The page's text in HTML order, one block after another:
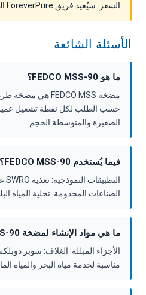
السعر. سيُعيد فريق ForeverPure التطبيقات الموديل الصحيح والخيارات ومهلة التسليم وتسعير المشروع.
الأسئلة الشائعة
ما هو FEDCO MSS-90؟
الصغيرة والمتوسطة الحجم.
فيما يُستخدم FEDCO MSS-90؟
الصناعات المخدومة: تحلية المياه
ما هي مواد الإنشاء لمضخة FEDCO MSS-90؟
مناسبة لخدمة مياه البحر والمياه